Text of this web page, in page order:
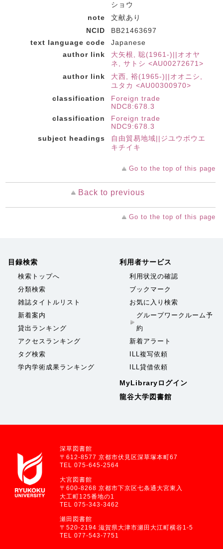
ショウ
note
文献あり
NCID
BB21463697
text language code
Japanese
author link
大矢根, 聡(1961-)||オオヤ
ネ, サトシ <AU00272671>
author link
大西, 裕(1965-)||オオニシ,
ユタカ <AU00300970>
classification
Foreign trade
NDC8:678.3
classification
Foreign trade
NDC9:678.3
subject headings
自由貿易地域||ジユウボウエ
キチイキ
Go to the top of this page
Back to previous
Go to the top of this page
目録検索
検索トップへ
分類検索
雑誌タイトルリスト
新着案内
貸出ランキング
アクセスランキング
タグ検索
学内学術成果ランキング
利用者サービス
利用状況の確認
ブックマーク
お気に入り検索
グループワークルーム予
約
新着アラート
ILL複写依頼
ILL貸借依頼
MyLibraryログイン
龍谷大学図書館
深草図書館
〒612-8577 京都市伏見区深草塚本町67
TEL 075-645-2564
大宮図書館
〒600-8268 京都市下京区七条通大宮東入
大工町125番地の1
TEL 075-343-3462
瀬田図書館
〒520-2194 滋賀県大津市瀬田大江町横谷1-5
TEL 077-543-7751